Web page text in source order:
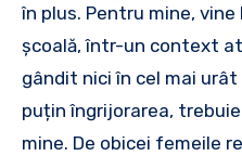
în plus. Pentru mine,
școală, într-un context
gândit nici în cel mai
puțin îngrijorarea,
mine. De obicei femeile